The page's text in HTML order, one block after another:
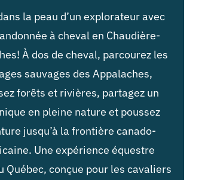
la peau d’un explorateur avec
à cheval en Chaudière-
À dos de cheval, parcourez les
sauvages des Appalaches,
forêts et rivières, partagez un
en pleine nature et poussez
jusqu’à la frontière canado-
Une expérience équestre
Québec, conçue pour les cavaliers